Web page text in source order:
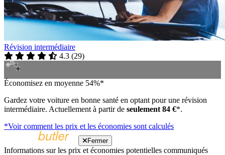
Révision intermédiaire
4.3 (29)
Économisez en moyenne 54%*
Gardez votre voiture en bonne santé en optant pour une révision
intermédiaire. Actuellement à partir de seulement 84 €*.
*Voir comment les prix et les économies sont calculés
Fermer
Informations sur les prix et économies potentielles communiqués